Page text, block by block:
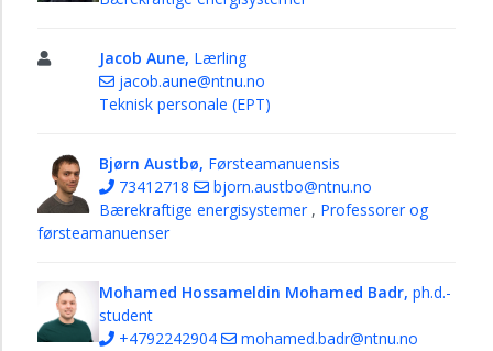
Jacob Aune, Lærling
jacob.aune@ntnu.no
Teknisk personale (EPT)
Bjørn Austbø, Førsteamanuensis
73412718
bjorn.austbo@ntnu.no
Bærekraftige energisystemer , Professorer og
førsteamanuenser
Mohamed Hossameldin Mohamed Badr, ph.d.-
student
+4792242904
mohamed.badr@ntnu.no